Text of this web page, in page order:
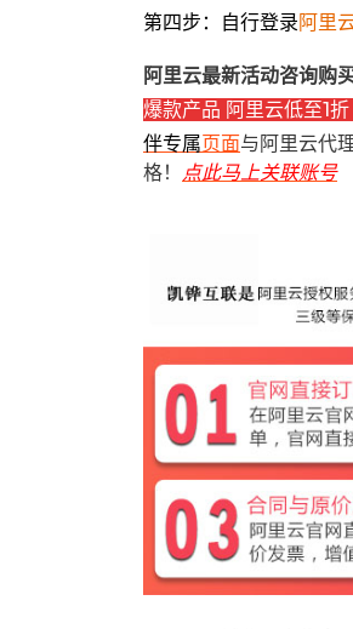
第四步：自行登录 阿里
阿里云最新活动咨询购
爆款产品 阿里云低至1折
伴专属页面与阿里云代
格！ 点此马上关联账号